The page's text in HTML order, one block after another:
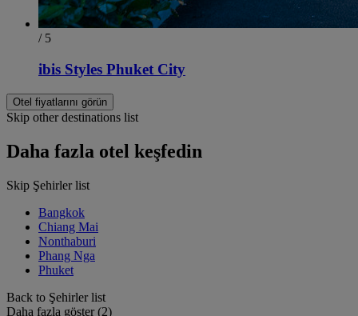
/ 5
ibis Styles Phuket City
Otel fiyatlarını görün
Skip other destinations list
Daha fazla otel keşfedin
Skip Şehirler list
Bangkok
Chiang Mai
Nonthaburi
Phang Nga
Phuket
Back to Şehirler list
Daha fazla göster (2)